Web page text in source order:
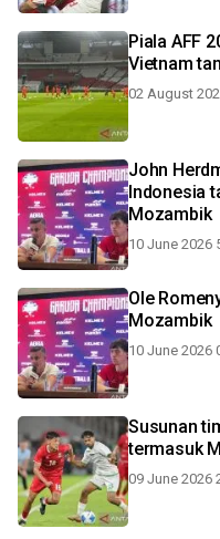
Piala AFF
Vietnam
02 August
John
Indonesia
Mozambik
10 June 2026
Ole
Mozambik
10 June 2026
Susunan
termasuk
09 June 2026